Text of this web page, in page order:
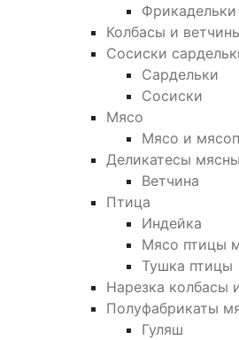
Фрикадельки
Колбасы и
Сосиски
Сардельки
Сосиски
Мясо
Мясо и
Деликатесы
Ветчина
Птица
Индейка
Мясо птицы
Тушка птицы
Нарезка колбасы
Полуфабрикаты
Гуляш